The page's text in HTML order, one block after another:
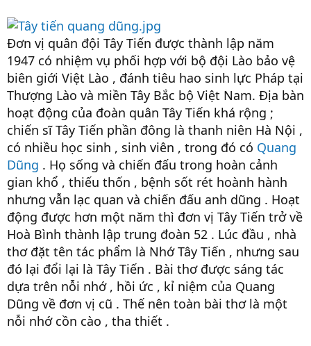
Đơn vị quân đội Tây Tiến được thành lập năm
1947 có nhiệm vụ phối hợp với bộ đội Lào bảo vệ
biên giới Việt Lào , đánh tiêu hao sinh lực Pháp tại
Thượng Lào và miền Tây Bắc bộ Việt Nam. Địa bàn
hoạt động của đoàn quân Tây Tiến khá rộng ;
chiến sĩ Tây Tiến phần đông là thanh niên Hà Nội ,
có nhiều học sinh , sinh viên , trong đó có Quang
Dũng . Họ sống và chiến đấu trong hoàn cảnh
gian khổ , thiếu thốn , bệnh sốt rét hoành hành
nhưng vẫn lạc quan và chiến đấu anh dũng . Hoạt
động được hơn một năm thì đơn vị Tây Tiến trở về
Hoà Bình thành lập trung đoàn 52 . Lúc đầu , nhà
thơ đặt tên tác phẩm là Nhớ Tây Tiến , nhưng sau
đó lại đổi lại là Tây Tiến . Bài thơ được sáng tác
dựa trên nỗi nhớ , hồi ức , kỉ niệm của Quang
Dũng về đơn vị cũ . Thế nên toàn bài thơ là một
nỗi nhớ cồn cào , tha thiết .